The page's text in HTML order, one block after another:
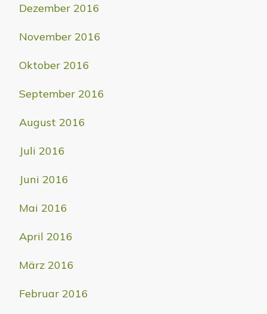
Dezember 2016
November 2016
Oktober 2016
September 2016
August 2016
Juli 2016
Juni 2016
Mai 2016
April 2016
März 2016
Februar 2016